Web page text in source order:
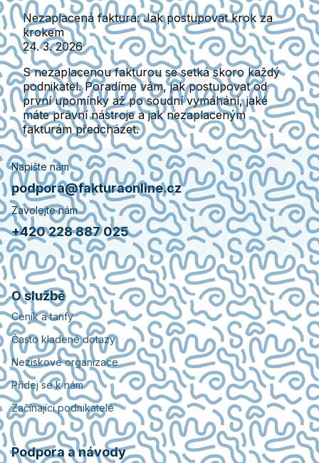
Nezaplacená faktura: Jak postupovat krok za
krokem
24. 3. 2026
S nezaplacenou fakturou se setká skoro každý
podnikatel. Poradíme vám, jak postupovat od
první upomínky až po soudní vymáhání, jaké
máte právní nástroje a jak nezaplaceným
fakturám předcházet.
Napište nám
podpora@fakturaonline.cz
Zavolejte nám
+420 228 887 025
O službě
Ceník a tarify
Často kladené dotazy
Neziskové organizace
Přidej se k nám
Začínající podnikatelé
Podpora a návody